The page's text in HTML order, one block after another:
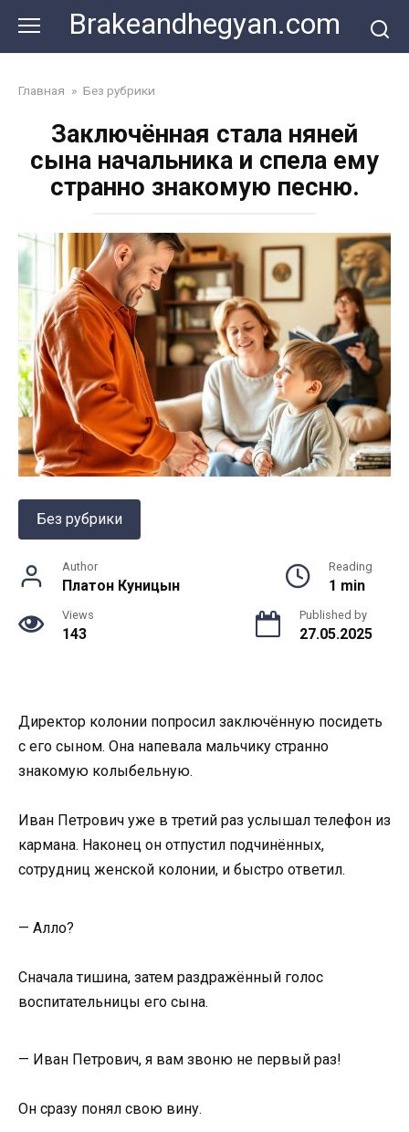
content
Brakeandhegyan.com
Главная » Без рубрики
Заключённая стала няней
сына начальника и спела ему
странно знакомую песню.
Без рубрики
Author
Платон Куницын
Reading
1 min
Views
143
Published by
27.05.2025
Директор колонии попросил заключённую посидеть
с его сыном. Она напевала мальчику странно
знакомую колыбельную.
Иван Петрович уже в третий раз услышал телефон из
кармана. Наконец он отпустил подчинённых,
сотрудниц женской колонии, и быстро ответил.
— Алло?
Сначала тишина, затем раздражённый голос
воспитательницы его сына.
— Иван Петрович, я вам звоню не первый раз!
Он сразу понял свою вину.